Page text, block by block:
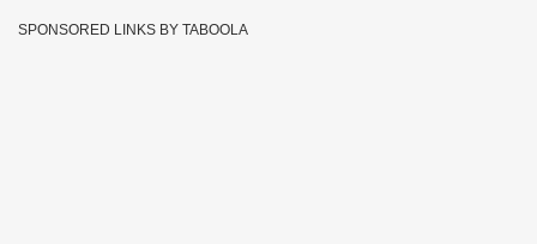
SPONSORED LINKS BY TABOOLA